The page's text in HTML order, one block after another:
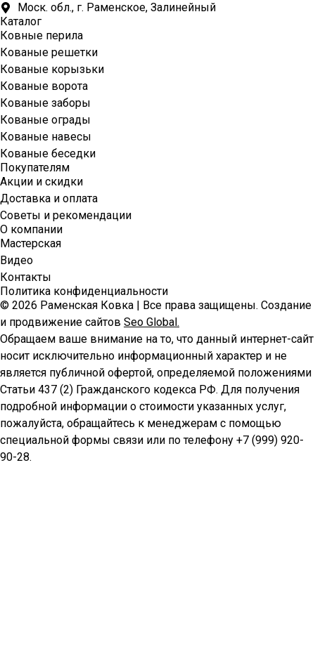
Моск. обл., г. Раменское, Залинейный
Каталог
Ковные перила
Кованые решетки
Кованые корызьки
Кованые ворота
Кованые заборы
Кованые ограды
Кованые навесы
Кованые беседки
Покупателям
Акции и скидки
Доставка и оплата
Советы и рекомендации
О компании
Мастерская
Видео
Контакты
Политика конфиденциальности
© 2026 Раменская Ковка | Все права защищены. Создание
и продвижение сайтов Seo Global.
Обращаем ваше внимание на то, что данный интернет-сайт
носит исключительно информационный характер и не
является публичной офертой, определяемой положениями
Статьи 437 (2) Гражданского кодекса РФ. Для получения
подробной информации о стоимости указанных услуг,
пожалуйста, обращайтесь к менеджерам с помощью
специальной формы связи или по телефону +7 (999) 920-
90-28.